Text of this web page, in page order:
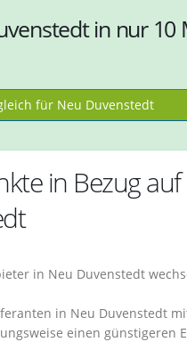
in nur 10
für Neu Duvenstedt
in Bezug
in Neu Duvenstedt
in Neu Duvenstedt
einen günstigeren